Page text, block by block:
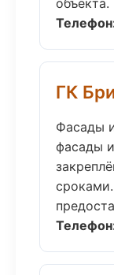
объекта.
ГК
Фасады
фасады